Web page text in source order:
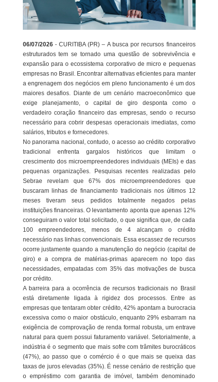
06/07/2026 - CURITIBA (PR) – A busca por recursos financeiros
estruturados tem se tornado uma questão de sobrevivência e
expansão para o ecossistema corporativo de micro e pequenas
empresas no Brasil. Encontrar alternativas eficientes para manter
a engrenagem dos negócios em pleno funcionamento é um dos
maiores desafios. Diante de um cenário macroeconômico que
exige planejamento, o capital de giro desponta como o
verdadeiro coração financeiro das empresas, sendo o recurso
necessário para cobrir despesas operacionais imediatas, como
salários, tributos e fornecedores.
No panorama nacional, contudo, o acesso ao crédito corporativo
tradicional enfrenta gargalos históricos que limitam o
crescimento dos microempreendedores individuais (MEIs) e das
pequenas organizações. Pesquisas recentes realizadas pelo
Sebrae revelam que 67% dos microempreendedores que
buscaram linhas de financiamento tradicionais nos últimos 12
meses tiveram seus pedidos totalmente negados pelas
instituições financeiras. O levantamento aponta que apenas 12%
conseguiram o valor total solicitado, o que significa que, de cada
100 empreendedores, menos de 4 alcançam o crédito
necessário nas linhas convencionais. Essa escassez de recursos
ocorre justamente quando a manutenção do negócio (capital de
giro) e a compra de matérias-primas aparecem no topo das
necessidades, empatadas com 35% das motivações de busca
por crédito.
A barreira para a ocorrência de recursos tradicionais no Brasil
está diretamente ligada à rigidez dos processos. Entre as
empresas que tentaram obter crédito, 42% apontam a burocracia
excessiva como o maior obstáculo, enquanto 29% esbarram na
exigência de comprovação de renda formal robusta, um entrave
natural para quem possui faturamento variável. Setorialmente, a
indústria é o segmento que mais sofre com trâmites burocráticos
(47%), ao passo que o comércio é o que mais se queixa das
taxas de juros elevadas (35%). É nesse cenário de restrição que
o empréstimo com garantia de imóvel, também denominado